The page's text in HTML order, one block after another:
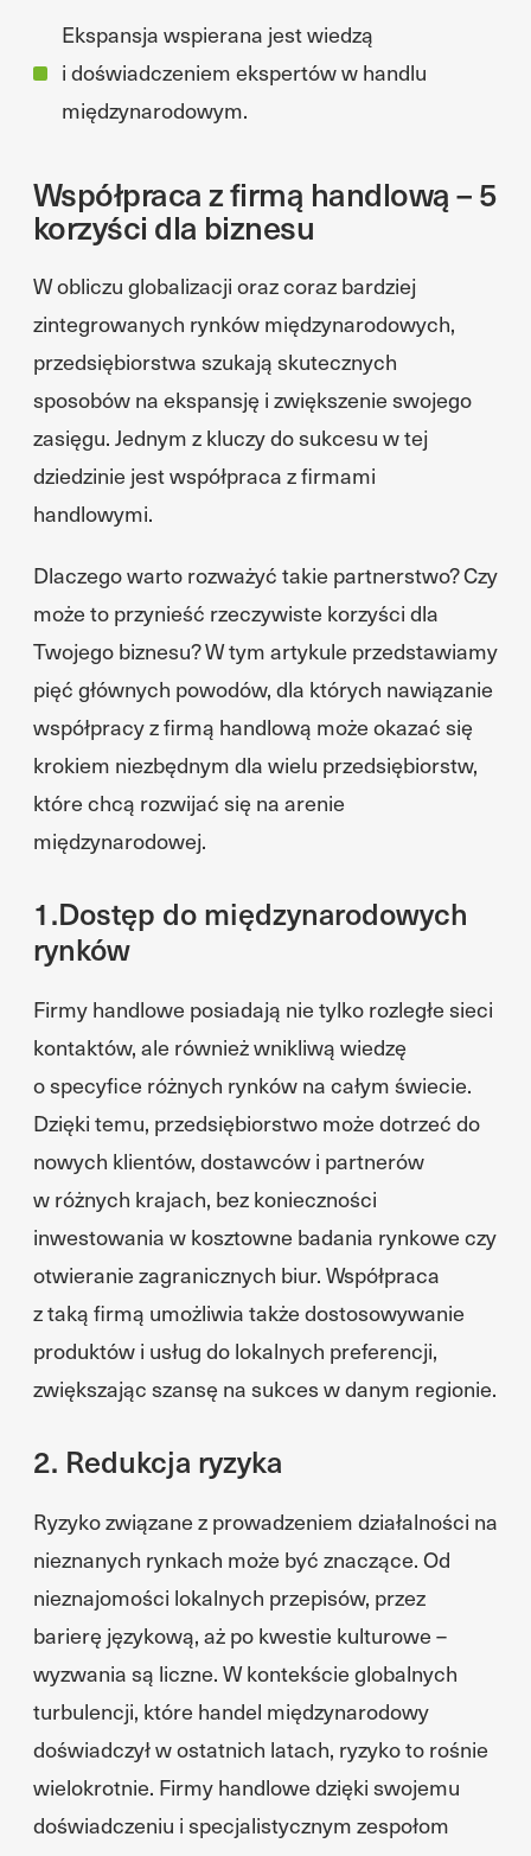
Ekspansja wspierana jest wiedzą
i doświadczeniem ekspertów w handlu
międzynarodowym.
Współpraca z firmą handlową – 5
korzyści dla biznesu
W obliczu globalizacji oraz coraz bardziej
zintegrowanych rynków międzynarodowych,
przedsiębiorstwa szukają skutecznych
sposobów na ekspansję i zwiększenie swojego
zasięgu. Jednym z kluczy do sukcesu w tej
dziedzinie jest współpraca z firmami
handlowymi.
Dlaczego warto rozważyć takie partnerstwo? Czy
może to przynieść rzeczywiste korzyści dla
Twojego biznesu? W tym artykule przedstawiamy
pięć głównych powodów, dla których nawiązanie
współpracy z firmą handlową może okazać się
krokiem niezbędnym dla wielu przedsiębiorstw,
które chcą rozwijać się na arenie
międzynarodowej.
1.Dostęp do międzynarodowych
rynków
Firmy handlowe posiadają nie tylko rozległe sieci
kontaktów, ale również wnikliwą wiedzę
o specyfice różnych rynków na całym świecie.
Dzięki temu, przedsiębiorstwo może dotrzeć do
nowych klientów, dostawców i partnerów
w różnych krajach, bez konieczności
inwestowania w kosztowne badania rynkowe czy
otwieranie zagranicznych biur. Współpraca
z taką firmą umożliwia także dostosowywanie
produktów i usług do lokalnych preferencji,
zwiększając szansę na sukces w danym regionie.
2. Redukcja ryzyka
Ryzyko związane z prowadzeniem działalności na
nieznanych rynkach może być znaczące. Od
nieznajomości lokalnych przepisów, przez
barierę językową, aż po kwestie kulturowe –
wyzwania są liczne. W kontekście globalnych
turbulencji, które handel międzynarodowy
doświadczył w ostatnich latach, ryzyko to rośnie
wielokrotnie. Firmy handlowe dzięki swojemu
doświadczeniu i specjalistycznym zespołom